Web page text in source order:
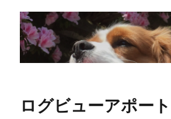
ログビューアポー